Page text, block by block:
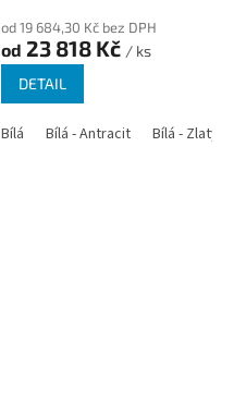
Bílá - Tmavý dub Bílá -
od 19 684,30 Kč bez DPH
od 23 818 Kč / ks
DETAIL
Bílá Bílá - Antracit Bílá - Zlatý